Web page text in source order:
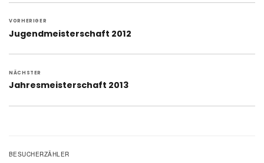
VORHERIGER
Vorheriger
Jugendmeisterschaft 2012
NÄCHSTER
Nächster
Jahresmeisterschaft 2013
BESUCHERZÄHLER